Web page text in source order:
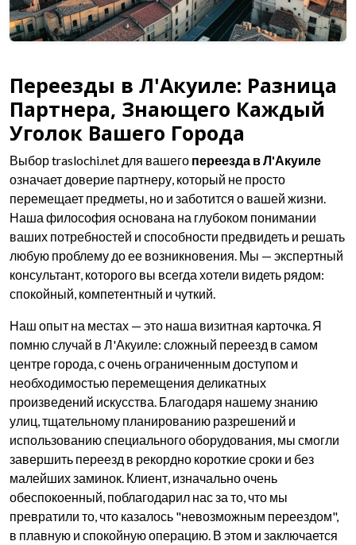
Переезды в Л'Акуиле: Разница
Партнера, Знающего Каждый
Уголок Вашего Города
Выбор traslochi.net для вашего переезда в Л'Акуиле
означает доверие партнеру, который не просто
перемещает предметы, но и заботится о вашей жизни.
Наша философия основана на глубоком понимании
ваших потребностей и способности предвидеть и решать
любую проблему до ее возникновения. Мы — экспертный
консультант, которого вы всегда хотели видеть рядом:
спокойный, компетентный и чуткий.
Наш опыт на местах — это наша визитная карточка. Я
помню случай в Л'Акуиле: сложный переезд в самом
центре города, с очень ограниченным доступом и
необходимостью перемещения деликатных
произведений искусства. Благодаря нашему знанию
улиц, тщательному планированию разрешений и
использованию специального оборудования, мы смогли
завершить переезд в рекордно короткие сроки и без
малейших заминок. Клиент, изначально очень
обеспокоенный, поблагодарил нас за то, что мы
превратили то, что казалось "невозможным переездом",
в плавную и спокойную операцию. В этом и заключается